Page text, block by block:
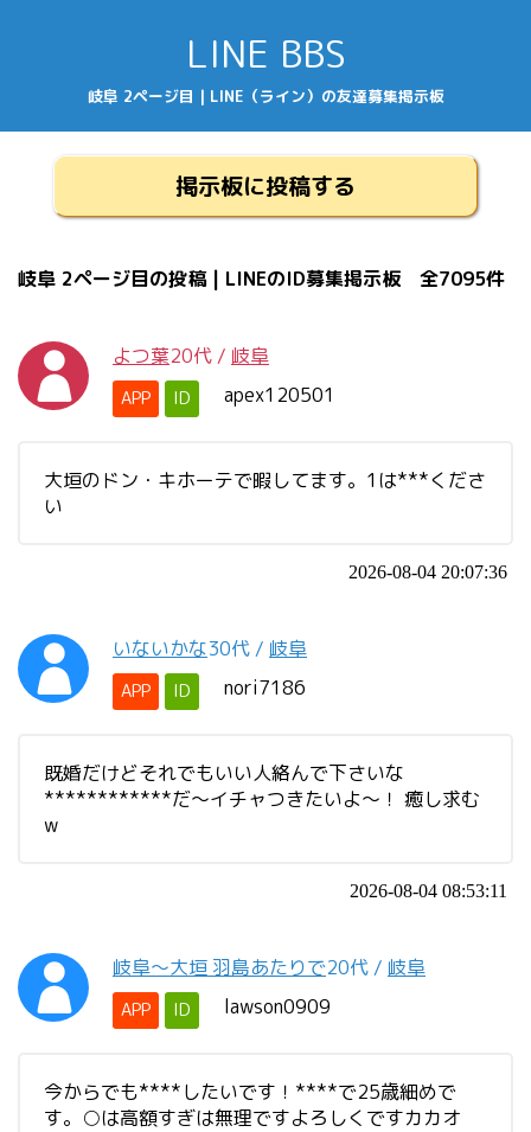
LINE BBS
岐阜 2ページ目 | LINE（ライン）の友達募集掲示板
掲示板に投稿する
岐阜 2ページ目の投稿 | LINEのID募集掲示板 全7095件
よつ葉20代 / 岐阜
APP ID apex120501
大垣のドン・キホーテで暇してます。1は***くださ
い
2026-08-04 20:07:36
いないかな30代 / 岐阜
APP ID nori7186
既婚だけどそれでもいい人絡んで下さいな
************だ〜イチャつきたいよ〜！ 癒し求む
w
2026-08-04 08:53:11
岐阜〜大垣 羽島あたりで20代 / 岐阜
APP ID lawson0909
今からでも****したいです！****で25歳細めで
す。○は高額すぎは無理ですよろしくですカカオ